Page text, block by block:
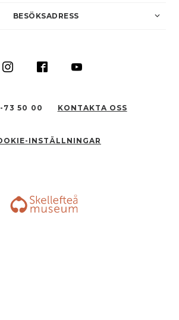
BESÖKSADRESS
73 50 00 KONTAKTA OSS
INSTÄLLNINGAR